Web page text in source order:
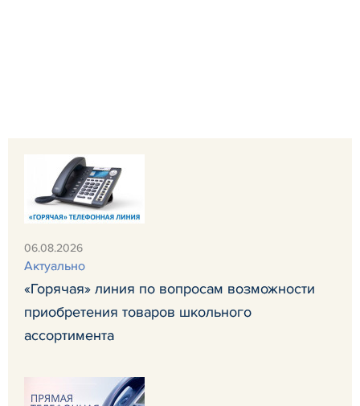
06.08.2026
Актуально
«Горячая» линия по вопросам возможности
приобретения товаров школьного
ассортимента